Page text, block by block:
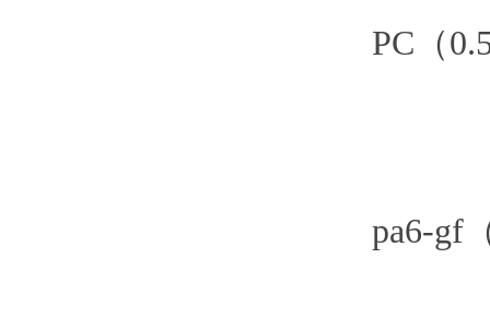
PC（0.5-
pa6-gf（